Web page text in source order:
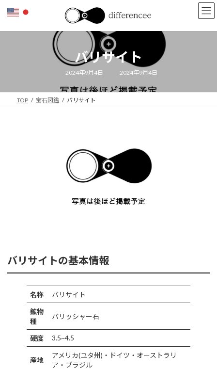
ン
プ
ー
動
バリサイト
2024年9月4日
最
新
2024年9月4日
TOP 宝石図鑑 バリサイト
バリサイトの基本情報
名称 バリサイト
鉱物
種
バリッシャー石
硬度 3.5~4.5
産地
アメリカ(ユタ州)・ドイツ・オーストラリ
ア・ブラジル